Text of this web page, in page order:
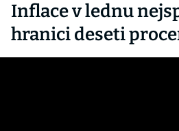
Inflace v lednu
hranici deseti